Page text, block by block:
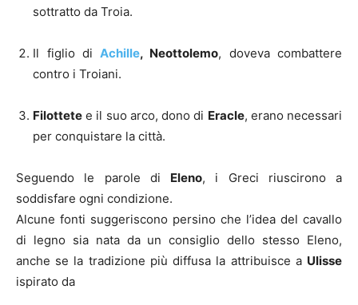
sottratto da Troia.
Il figlio di Achille, Neottolemo, doveva combattere
contro i Troiani.
Filottete e il suo arco, dono di Eracle, erano necessari
per conquistare la città.
Seguendo le parole di Eleno, i Greci riuscirono a
soddisfare ogni condizione.
Alcune fonti suggeriscono persino che l’idea del cavallo
di legno sia nata da un consiglio dello stesso Eleno,
anche se la tradizione più diffusa la attribuisce a Ulisse
ispirato da